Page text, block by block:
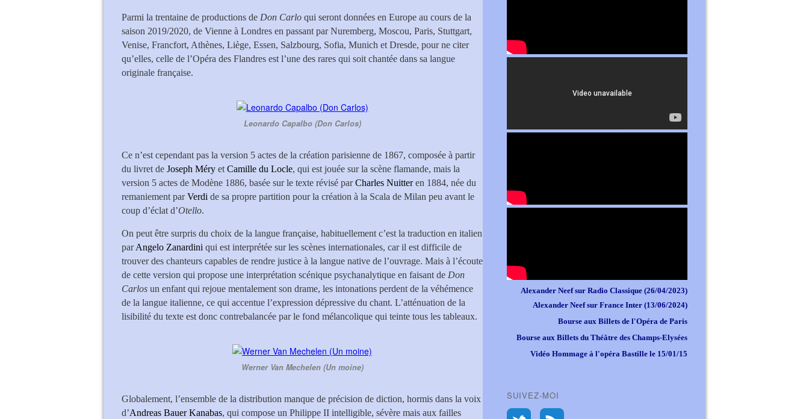
Parmi la trentaine de productions de Don Carlo qui seront données en Europe au cours de la
saison 2019/2020, de Vienne à Londres en passant par Nuremberg, Moscou, Paris, Stuttgart,
Venise, Francfort, Athènes, Liège, Essen, Salzbourg, Sofia, Munich et Dresde, pour ne citer
qu’elles, celle de l’Opéra des Flandres est l’une des rares qui soit chantée dans sa langue
originale française.
Leonardo Capalbo (Don Carlos)
Ce n’est cependant pas la version 5 actes de la création parisienne de 1867, composée à partir
du livret de Joseph Méry et Camille du Locle, qui est jouée sur la scène flamande, mais la
version 5 actes de Modène 1886, basée sur le texte révisé parCharles Nuitteren 1884, née du
remaniement parVerdi de sa propre partition pour la création à la Scala de Milan peu avant le
coup d’éclat d’Otello.
On peut être surpris du choix de la langue française, habituellement c’est la traduction en italien
parAngelo Zanardini qui est interprétée sur les scènes internationales, car il est difficile de
trouver des chanteurs capables de rendre justice à la langue native de l’ouvrage. Mais à l’écoute
de cette version qui propose une interprétation scénique psychanalytique en faisant de Don
Carlos un enfant qui rejoue mentalement son drame, les intonations perdent de la véhémence
de la langue italienne, ce qui accentue l’expression dépressive du chant. L’atténuation de la
lisibilité du texte est donc contrebalancée par le fond mélancolique qui teinte tous les tableaux.
Werner Van Mechelen (Un moine)
Globalement, l’ensemble de la distribution manque de précision de diction, hormis dans la voix
d’Andreas Bauer Kanabas, qui compose un Philippe II intelligible, sévère mais aux failles
Alexander Neef sur Radio Classique (26/04/2023)
Alexander Neef sur France Inter (13/06/2024)
Bourse aux Billets de l'Opéra de Paris
Bourse aux Billets du Théâtre des Champs-Elysées
Vidéo Hommage à l'opéra Bastille le 15/01/15
SUIVEZ-MOI